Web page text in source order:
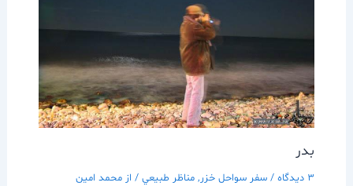
بدر
3 دیدگاه / سفر سواحل خزر, مناظر طبيعي/ از محمد امین